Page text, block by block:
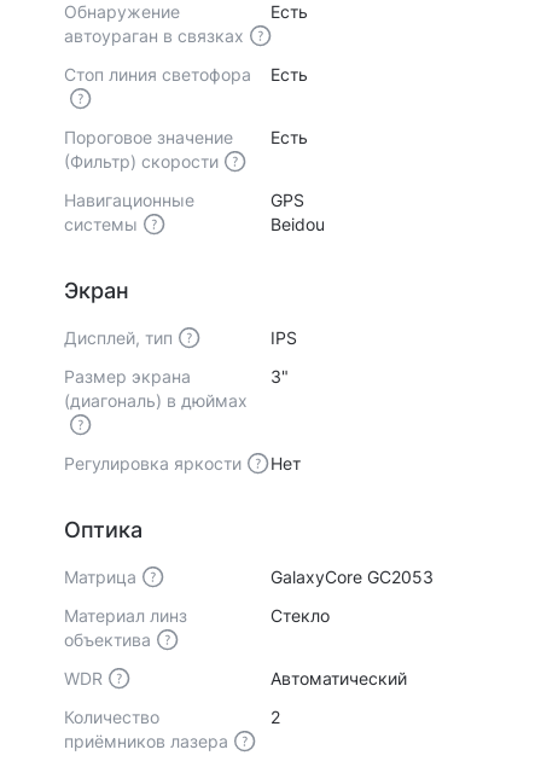
Обнаружение
автоураган в связках
Есть
Стоп линия светофора Есть
Пороговое значение
(Фильтр) скорости
Есть
Навигационные
системы
GPS
Beidou
Экран
Дисплей, тип
IPS
Размер экрана
(диагональ) в дюймах
3"
Регулировка яркости Нет
Оптика
Матрица
GalaxyCore GC2053
Материал линз
объектива
Стекло
WDR
Автоматический
Количество
приёмников лазера
2